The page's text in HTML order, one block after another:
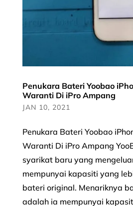
Penukara Bateri Yoobao
Waranti Di iPro Ampang
JAN 10, 2021
Penukara Bateri Yoobao
Waranti Di iPro Ampang
syarikat baru yang
mempunyai kapasiti yang
bateri original. Menariknya
adalah ia mempunyai